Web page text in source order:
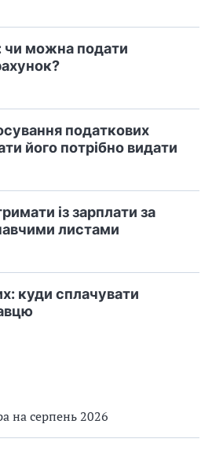
на серпень 2026
чи можна подати
податкових
його потрібно видати
із зарплати за
листами
куди сплачувати